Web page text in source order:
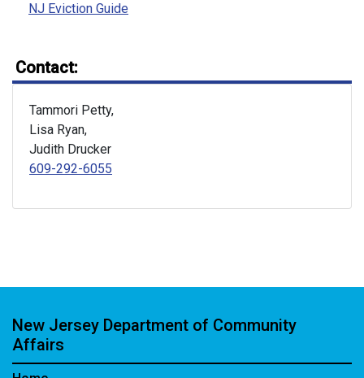
NJ Eviction Guide
Contact:
Tammori Petty,
Lisa Ryan,
Judith Drucker
609-292-6055
New Jersey Department of Community
Affairs